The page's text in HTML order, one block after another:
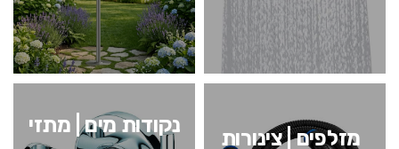
מזלפים | צינורות
נקודות מים | מתזי